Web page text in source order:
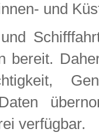
und
bereit.
verfügbar.